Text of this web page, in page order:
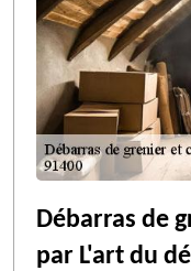
Débarras de
par L'art du